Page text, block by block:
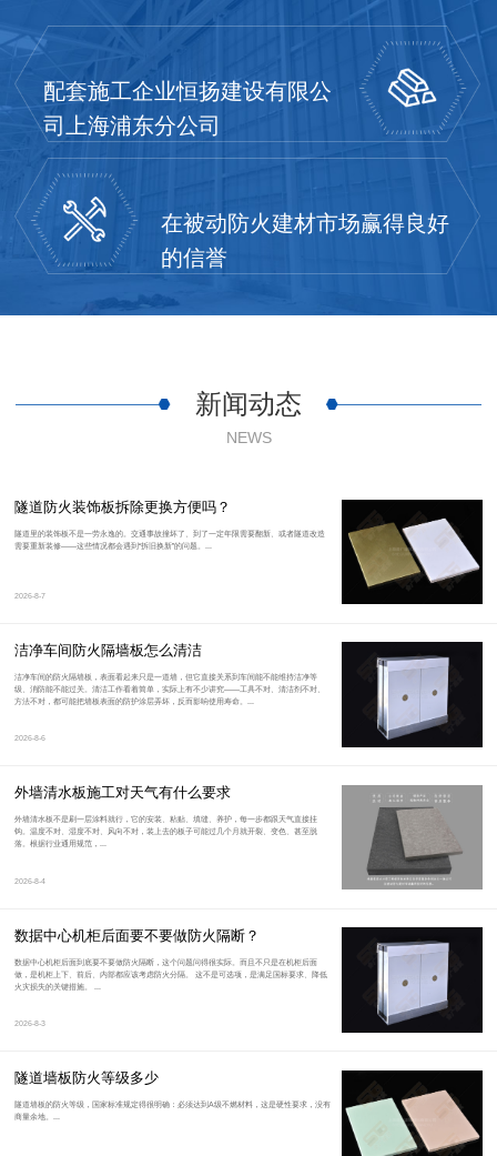
配套施工企业恒扬建设有限公
司上海浦东分公司
在被动防火建材市场赢得良好
的信誉
新闻动态
NEWS
隧道防火装饰板拆除更换方便吗？
隧道里的装饰板不是一劳永逸的。交通事故撞坏了、到了一定年限需要翻新、或者隧道改造
需要重新装修——这些情况都会遇到“拆旧换新”的问题。...
2026-8-7
洁净车间防火隔墙板怎么清洁
洁净车间的防火隔墙板，表面看起来只是一道墙，但它直接关系到车间能不能维持洁净等
级、消防能不能过关。清洁工作看着简单，实际上有不少讲究——工具不对、清洁剂不对、
方法不对，都可能把墙板表面的防护涂层弄坏，反而影响使用寿命。...
2026-8-6
外墙清水板施工对天气有什么要求
外墙清水板不是刷一层涂料就行，它的安装、粘贴、填缝、养护，每一步都跟天气直接挂
钩。温度不对、湿度不对、风向不对，装上去的板子可能过几个月就开裂、变色、甚至脱
落。根据行业通用规范，...
2026-8-4
数据中心机柜后面要不要做防火隔断？
数据中心机柜后面到底要不要做防火隔断，这个问题问得很实际。而且不只是在机柜后面
做，是机柜上下、前后、内部都应该考虑防火分隔。 这不是可选项，是满足国标要求、降低
火灾损失的关键措施。 ...
2026-8-3
隧道墙板防火等级多少
隧道墙板的防火等级，国家标准规定得很明确：必须达到A级不燃材料，这是硬性要求，没有
商量余地。...